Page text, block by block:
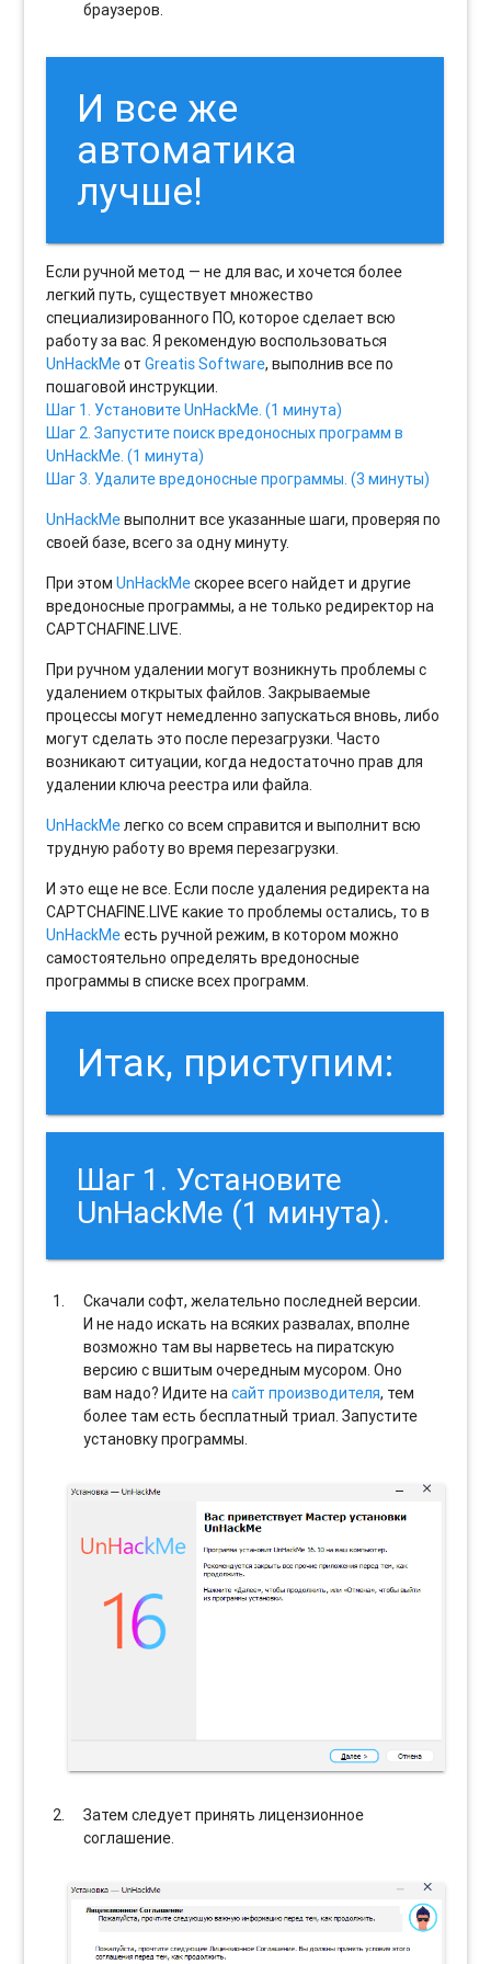
браузеров.
И все же
автоматика
лучше!
Если ручной метод — не для вас, и хочется более
легкий путь, существует множество
специализированного ПО, которое сделает всю
работу за вас. Я рекомендую воспользоваться
UnHackMeотGreatis Software, выполнив все по
пошаговой инструкции.
Шаг 1. Установите UnHackMe. (1 минута)
Шаг 2. Запустите поиск вредоносных программ в
UnHackMe. (1 минута)
Шаг 3. Удалите вредоносные программы. (3 минуты)
UnHackMeвыполнит все указанные шаги, проверяя по
своей базе, всего за одну минуту.
При этомUnHackMeскорее всего найдет и другие
вредоносные программы, а не только редиректор на
CAPTCHAFINE.LIVE.
При ручном удалении могут возникнуть проблемы с
удалением открытых файлов. Закрываемые
процессы могут немедленно запускаться вновь, либо
могут сделать это после перезагрузки. Часто
возникают ситуации, когда недостаточно прав для
удалении ключа реестра или файла.
UnHackMeлегко со всем справится и выполнит всю
трудную работу во время перезагрузки.
И это еще не все. Если после удаления редиректа на
CAPTCHAFINE.LIVE какие то проблемы остались, то в
UnHackMeесть ручной режим, в котором можно
самостоятельно определять вредоносные
программы в списке всех программ.
Итак, приступим:
Шаг 1. Установите
UnHackMe (1 минута).
Скачали софт, желательно последней версии.
И не надо искать на всяких развалах, вполне
возможно там вы нарветесь на пиратскую
версию с вшитым очередным мусором. Оно
вам надо? Идите насайт производителя, тем
более там есть бесплатный триал. Запустите
установку программы.
Затем следует принять лицензионное
соглашение.